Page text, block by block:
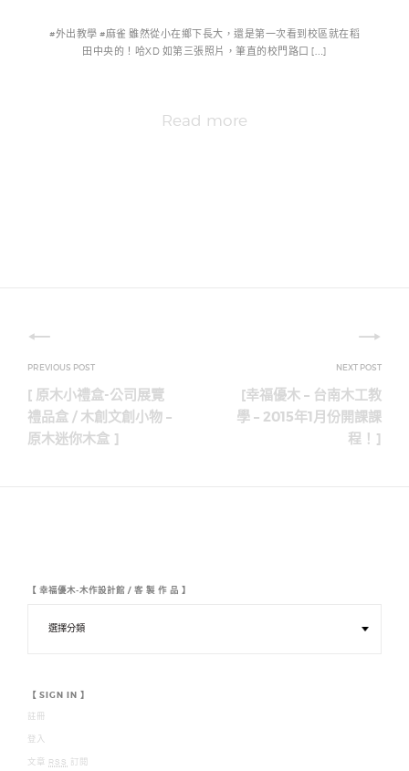
#外出教學 #麻雀 雖然從小在鄉下長大，還是第一次看到校區就在稻
田中央的！哈XD 如第三張照片，筆直的校門路口 […]
Read more
文
章
導
覽
[ 原木小禮盒-公司展覽
禮品盒 / 木創文創小物 –
原木迷你木盒 ]
[幸福優木 – 台南木工教
學 – 2015年1月份開課課
程！]
【 幸福優木-木作設計館 / 客 製 作 品 】
木
設
計
/
【 SIGN IN 】
註冊
登入
文章 RSS 訂閱